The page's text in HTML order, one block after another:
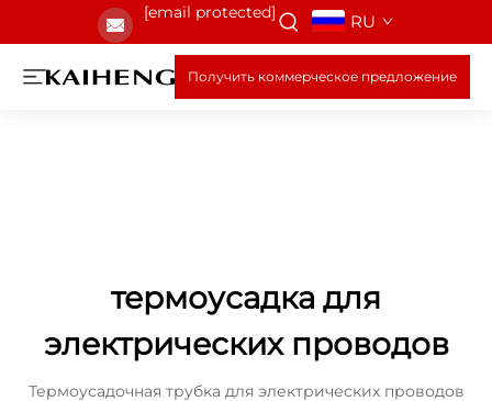
[email protected] RU
Получить коммерческое предложение
термоусадка для
электрических проводов
Термоусадочная трубка для электрических проводов